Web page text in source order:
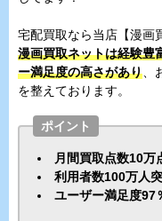
宅配買取なら当店【漫画
漫画買取ネットは経験豊
ー満足度の高さがあり、
を整えております。
ポイント
月間買取点数10万
利用者数100万人突
ユーザー満足度97